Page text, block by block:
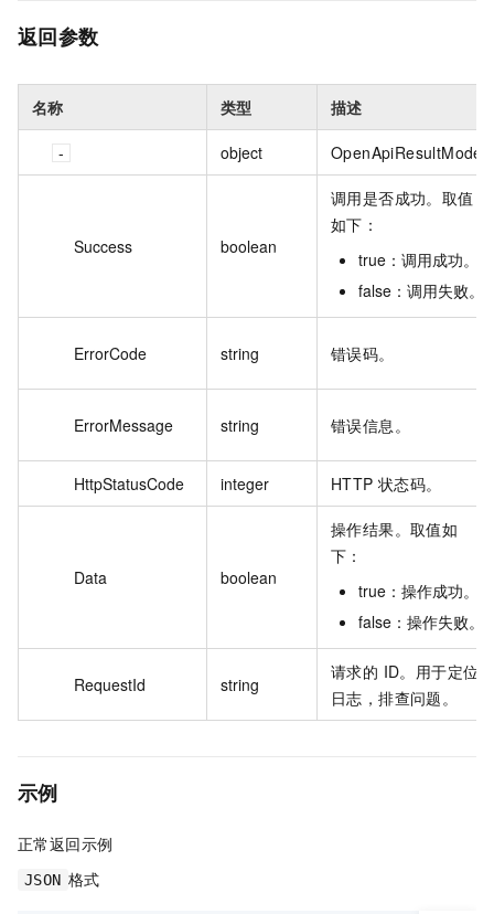
返回参数
名称 类型 描述
object OpenApiResultModel
Success boolean
调用是否成功。取值
如下：
true：调用成功。
false：调用失败。
ErrorCode string 错误码。
ErrorMessage string 错误信息。
HttpStatusCode integer HTTP 状态码。
Data boolean
操作结果。取值如
下：
true：操作成功。
false：操作失败。
RequestId string
请求的 ID。用于定位
日志，排查问题。
示例
正常返回示例
JSON 格式